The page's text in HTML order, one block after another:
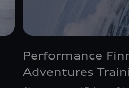
Performance
Adventures